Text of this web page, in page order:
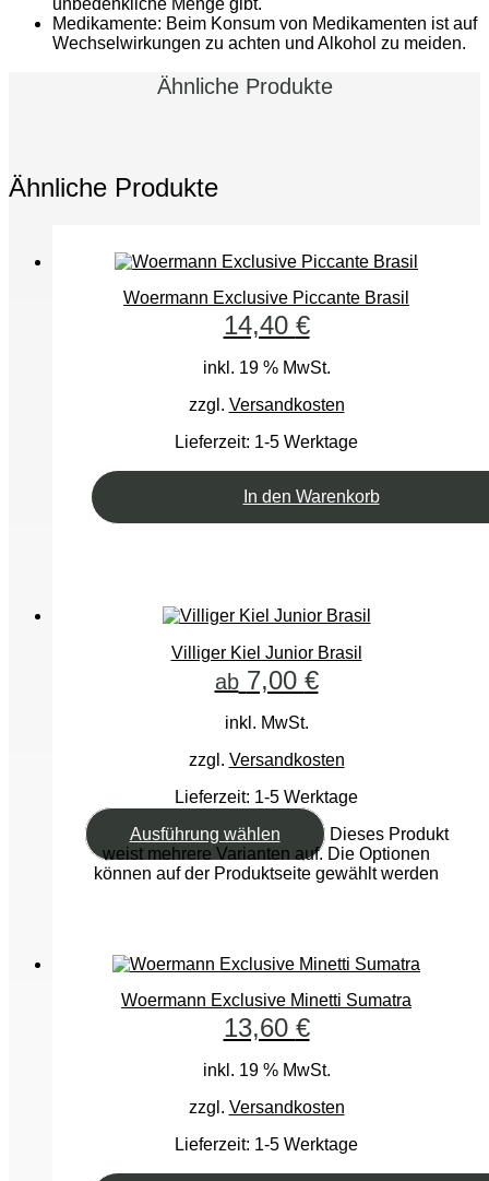
unbedenkliche Menge gibt.
Medikamente: Beim Konsum von Medikamenten ist auf
Wechselwirkungen zu achten und Alkohol zu meiden.
Ähnliche Produkte
Ähnliche Produkte
Woermann Exclusive Piccante Brasil
14,40 €
inkl. 19 % MwSt.
zzgl. Versandkosten
Lieferzeit: 1-5 Werktage
In den Warenkorb
Villiger Kiel Junior Brasil
ab 7,00 €
inkl. MwSt.
zzgl. Versandkosten
Lieferzeit: 1-5 Werktage
Ausführung wählen
Dieses Produkt
weist mehrere Varianten auf. Die Optionen
können auf der Produktseite gewählt werden
Woermann Exclusive Minetti Sumatra
13,60 €
inkl. 19 % MwSt.
zzgl. Versandkosten
Lieferzeit: 1-5 Werktage